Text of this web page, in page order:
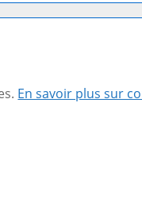
En savoir plus sur